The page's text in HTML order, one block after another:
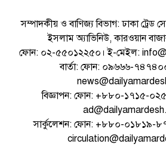
সম্পাদকীয় ও বাণিজ্য বিভাগ: ঢাকা ট্রেড
ইসলাম অ্যাভিনিউ, কারওয়ান
ফোন: ০২-৫৫০১২২৫০। ই-মেইল:
বার্তা: ফোন: ০৯৬৬৬-
বিজ্ঞাপন: ফোন: +৮৮০-১৭১৫-
সার্কুলেশন: ফোন: +৮৮০-০১৮১৯-